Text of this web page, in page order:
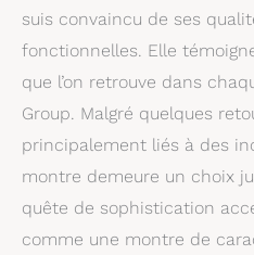
suis convaincu de ses
fonctionnelles. Elle
que l’on retrouve dans
Group. Malgré quelques
principalement liés à des
montre demeure un choix
quête de sophistication
comme une montre de